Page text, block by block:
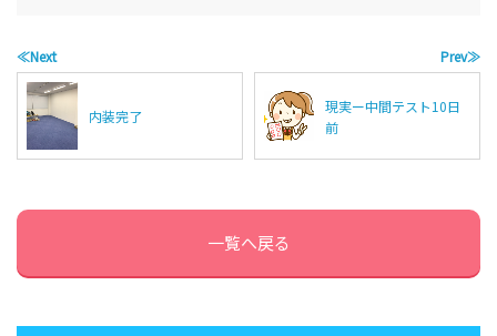
≪Next
内装完了
Prev≫
現実ー中間テスト10日
前
一覧へ戻る